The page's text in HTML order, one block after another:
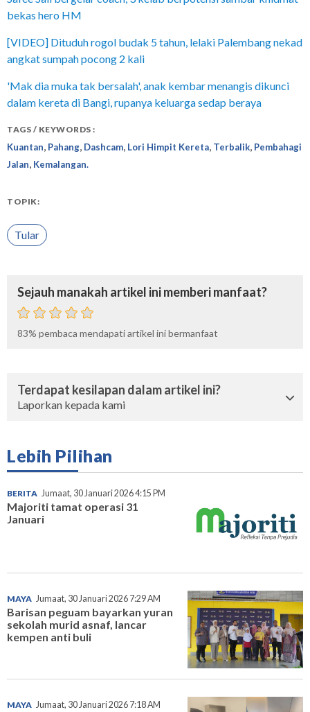
bekas hero HM
[VIDEO] Dituduh rogol budak 5 tahun, lelaki Palembang nekad
angkat sumpah pocong 2 kali
'Mak dia muka tak bersalah', anak kembar menangis dikunci
dalam kereta di Bangi, rupanya keluarga sedap beraya
TAGS / KEYWORDS :
Kuantan Pahang Dashcam Lori Himpit Kereta Terbalik Pembahagi
Jalan Kemalangan.
TOPIK:
Tular
Sejauh manakah artikel ini memberi manfaat?
83% pembaca mendapati artikel ini bermanfaat
Terdapat kesilapan dalam artikel ini?
Laporkan kepada kami
Lebih Pilihan
BERITA Jumaat, 30 Januari 2026 4:15 PM
Majoriti tamat operasi 31
Januari
MAYA Jumaat, 30 Januari 2026 7:29 AM
Barisan peguam bayarkan yuran
sekolah murid asnaf, lancar
kempen anti buli
MAYA Jumaat, 30 Januari 2026 7:18 AM